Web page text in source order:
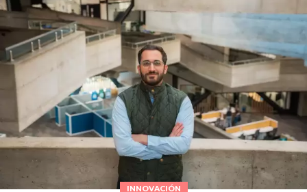
INNOVACIÓN